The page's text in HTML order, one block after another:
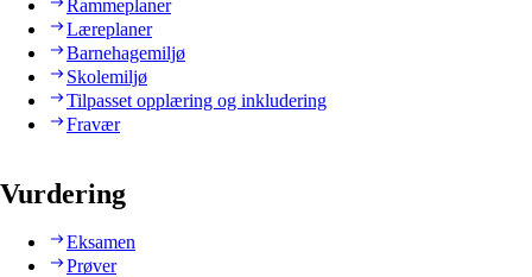
Rammeplaner
Læreplaner
Barnehagemiljø
Skolemiljø
Tilpasset opplæring og inkludering
Fravær
Vurdering
Eksamen
Prøver